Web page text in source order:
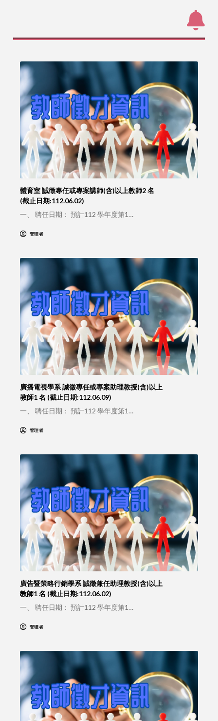
體育室 誠徵專任或專案講師(含)以上教師2 名
(截止日期:112.06.02)
一、 聘任日期： 預計112 學年度第1…
管理者
廣播電視學系 誠徵專任或專案助理教授(含)以上
教師1 名 (截止日期:112.06.09)
一、 聘任日期： 預計112 學年度第1…
管理者
廣告暨策略行銷學系 誠徵兼任助理教授(含)以上
教師1 名 (截止日期:112.06.02)
一、 聘任日期： 預計112 學年度第1…
管理者